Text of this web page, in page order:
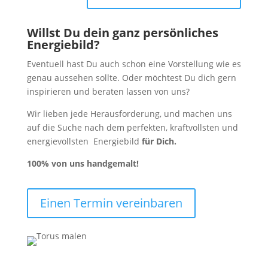
Willst Du dein ganz persönliches
Energiebild?
Eventuell hast Du auch schon eine Vorstellung wie es
genau aussehen sollte. Oder möchtest Du dich gern
inspirieren und beraten lassen von uns?
Wir lieben jede Herausforderung, und machen uns
auf die Suche nach dem perfekten, kraftvollsten und
energievollsten Energiebild für Dich.
100% von uns handgemalt!
Einen Termin vereinbaren